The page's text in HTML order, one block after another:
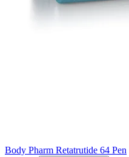
Body Pharm Retatrutide 64 Pen